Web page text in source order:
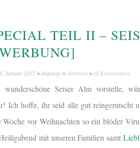
TEIL II –
Januar 2017 • Abgelegt in Fernweh • 10 Kommentare
Seiser Alm vorstelle,
Ich hoffe, ihr seid alle gut reingerutscht
Woche vor Weihnachten so ein blöder
mit unseren Familien samt